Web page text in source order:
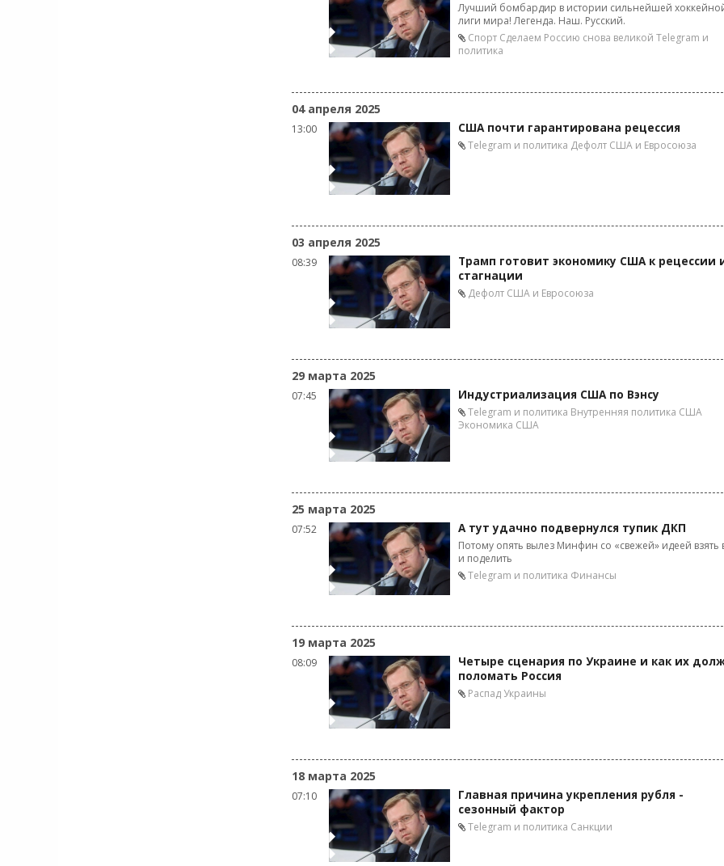
Лучший бомбардир в истории сильнейшей
лиги мира! Легенда. Наш. Русский.
Спорт Сделаем Россию снова великой Telegram и
политика
04 апреля 2025
13:00 США почти гарантирована рецессия
Telegram и политика Дефолт США и Евросоюза
03 апреля 2025
08:39
Трамп готовит экономику США к рецессии
стагнации
Дефолт США и Евросоюза
29 марта 2025
07:45 Индустриализация США по Вэнсу
Telegram и политика Внутренняя политика США
Экономика США
25 марта 2025
07:52 А тут удачно подвернулся тупик ДКП
Потому опять вылез Минфин со «свежей» идеей взять
и поделить
Telegram и политика Финансы
19 марта 2025
08:09
Четыре сценария по Украине и как их
поломать Россия
Распад Украины
18 марта 2025
07:10
Главная причина укрепления рубля -
сезонный фактор
Telegram и политика Санкции